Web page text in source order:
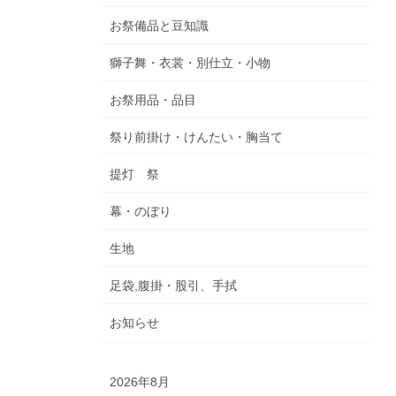
お祭備品と豆知識
獅子舞・衣裳・別仕立・小物
お祭用品・品目
祭り前掛け・けんたい・胸当て
提灯 祭
幕・のぼり
生地
足袋,腹掛・股引、手拭
お知らせ
2026年8月